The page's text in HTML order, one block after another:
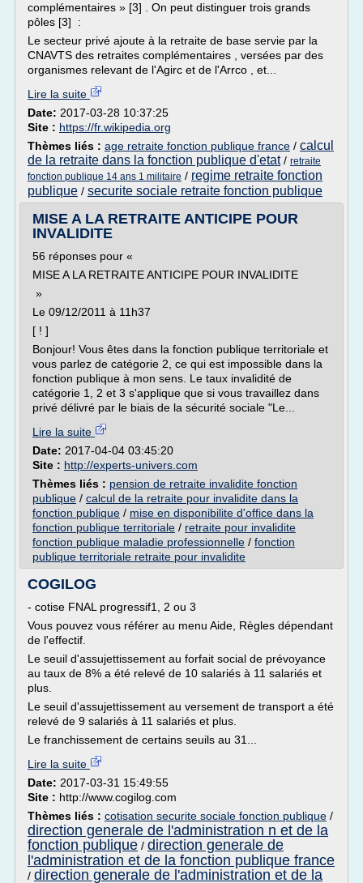
complémentaires » [3] . On peut distinguer trois grands
pôles [3] :
Le secteur privé ajoute à la retraite de base servie par la
CNAVTS des retraites complémentaires , versées par des
organismes relevant de l'Agirc et de l'Arrco , et...
Lire la suite
Date: 2017-03-28 10:37:25
Site : https://fr.wikipedia.org
Thèmes liés : age retraite fonction publique france / calcul
de la retraite dans la fonction publique d'etat/ retraite
fonction publique 14 ans 1 militaire / regime retraite fonction
publique / securite sociale retraite fonction publique
MISE A LA RETRAITE ANTICIPE POUR
INVALIDITE
56 réponses pour «
MISE A LA RETRAITE ANTICIPE POUR INVALIDITE
»
Le 09/12/2011 à 11h37
[ ! ]
Bonjour! Vous êtes dans la fonction publique territoriale et
vous parlez de catégorie 2, ce qui est impossible dans la
fonction publique à mon sens. Le taux invalidité de
catégorie 1, 2 et 3 s'applique que si vous travaillez dans
privé délivré par le biais de la sécurité sociale "Le...
Lire la suite
Date: 2017-04-04 03:45:20
Site : http://experts-univers.com
Thèmes liés : pension de retraite invalidite fonction
publique / calcul de la retraite pour invalidite dans la
fonction publique / mise en disponibilite d'office dans la
fonction publique territoriale / retraite pour invalidite
fonction publique maladie professionnelle / fonction
publique territoriale retraite pour invalidite
COGILOG
- cotise FNAL progressif1, 2 ou 3
Vous pouvez vous référer au menu Aide, Règles dépendant
de l'effectif.
Le seuil d'assujettissement au forfait social de prévoyance
au taux de 8% a été relevé de 10 salariés à 11 salariés et
plus.
Le seuil d'assujettissement au versement de transport a été
relevé de 9 salariés à 11 salariés et plus.
Le franchissement de certains seuils au 31...
Lire la suite
Date: 2017-03-31 15:49:55
Site : http://www.cogilog.com
Thèmes liés : cotisation securite sociale fonction publique /
direction generale de l'administration n et de la
fonction publique / direction generale de
l'administration et de la fonction publique france
/ direction generale de l'administration et de la